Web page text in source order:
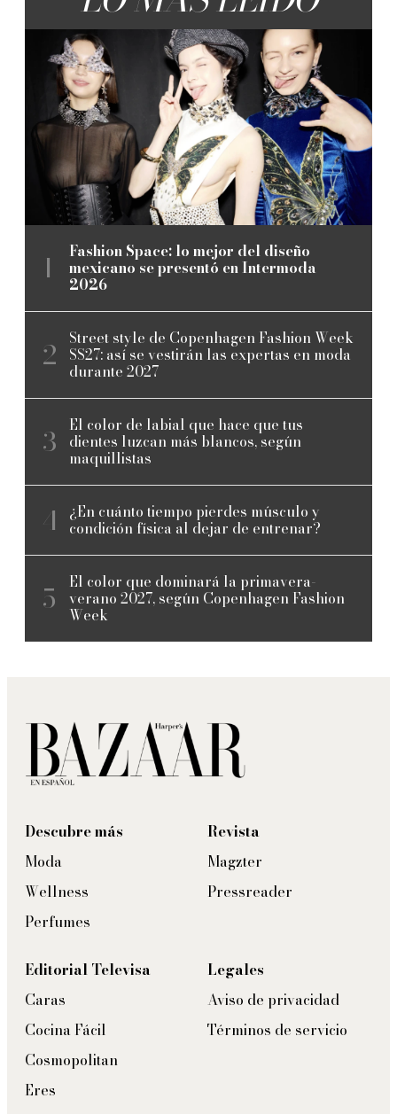
Fashion Space: lo mejor del diseño
mexicano se presentó en Intermoda
2026
Street style de Copenhagen Fashion Week
SS27: así se vestirán las expertas en moda
durante 2027
El color de labial que hace que tus
dientes luzcan más blancos, según
maquillistas
¿En cuánto tiempo pierdes músculo y
condición física al dejar de entrenar?
El color que dominará la primavera-
verano 2027, según Copenhagen Fashion
Week
Descubre más
Moda
Wellness
Perfumes
Revista
Magzter
Pressreader
Editorial Televisa
Caras
Cocina Fácil
Cosmopolitan
Eres
Legales
Aviso de privacidad
Términos de servicio